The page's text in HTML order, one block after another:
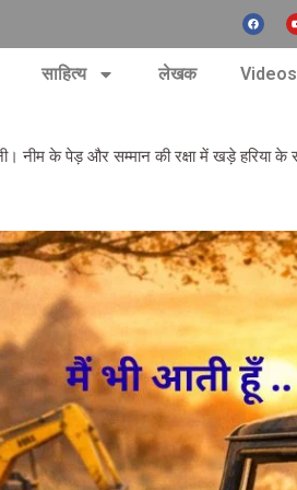
F
a
c
e
o
o
e
साहित्य लेखक Videos
नीम के पेड़ और सम्मान की रक्षा में खड़े हरिया